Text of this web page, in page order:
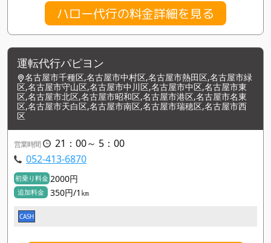
ハロー代行の料金詳細を見る
運転代行パピヨン
名古屋市千種区,名古屋市中村区,名古屋市熱田区,名古屋市緑
区,名古屋市守山区,名古屋市中川区,名古屋市中区,名古屋市東
区,名古屋市北区,名古屋市昭和区,名古屋市港区,名古屋市名東
区,名古屋市天白区,名古屋市南区,名古屋市瑞穂区,名古屋市西
区
営業時間
21：00～ 5：00
052-413-6870
初乗り料金 2000円
追加料金 350円/1㎞
CASH